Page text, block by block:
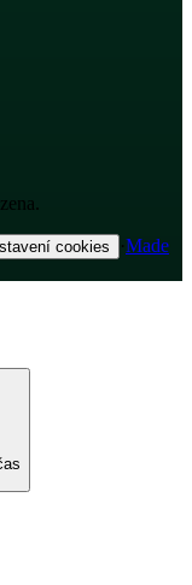
cookies ·Made